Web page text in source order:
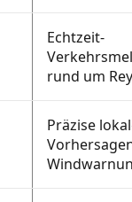
Echtzeit-
rund um
Präzise